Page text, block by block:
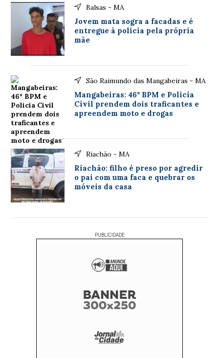
Balsas - MA
Jovem mata sogra a facadas e é
entregue à polícia pela própria
mãe
São Raimundo das Mangabeiras - MA
Mangabeiras: 46º BPM e Policia
Civil prendem dois traficantes e
apreendem moto e drogas
Riachão - MA
Riachão: filho é preso por agredir
o pai com uma faca e quebrar os
móveis da casa
PUBLICIDADE